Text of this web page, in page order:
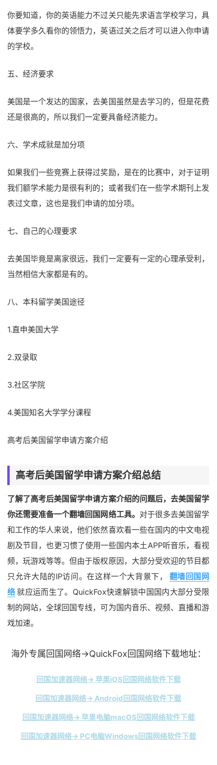
你要知道，你的英语能力不过关只能先求语言学校学习，具
体要学多久看你的领悟力，英语过关之后才可以进入你申请
的学校。
五、经济要求
美国是一个发达的国家，去美国虽然是去学习的，但是花费
还是很高的，所以我们一定要具备经济能力。
六、学术成就是加分项
如果我们一些竞赛上获得过奖励，是在的比赛中，对于证明
我们额学术能力是很有利的；或者我们在一些学术期刊上发
表过文章，这也是我们申请的加分项。
七、自己的心理要求
去美国毕竟是离家很远，我们一定要有一定的心理承受利，
当然相信大家都是有的。
八、本科留学美国途径
1.直申美国大学
2.双录取
3.社区学院
4.美国知名大学学分课程
高考后美国留学申请方案介绍
高考后美国留学申请方案介绍总结
了解了高考后美国留学申请方案介绍的问题后，去美国留学
你还需要准备一个翻墙回国网络工具。 对于很多去美国留学
和工作的华人来说，他们依然喜欢看一些在国内的中文电视
剧及节目，也更习惯了使用一些国内本土APP听音乐，看视
频，玩游戏等等。但由于版权原因，大部分受欢迎的节目都
只允许大陆的IP访问。在这样一个大背景下，
翻墙回国网
络 就应运而生了。QuickFox快速解锁中国国内大部分受限
制的网站，全球回国专线，可为国内音乐、视频、直播和游
戏加速。
海外专属回国网络→QuickFox回国网络下载地址：
回国加速器网络→ 苹果iOS回国网络软件下载
回国加速器网络→ Android回国网络软件下载
回国加速器网络→ 苹果电脑macOS回国网络软件下载
回国加速器网络→ PC电脑Windows回国网络软件下载